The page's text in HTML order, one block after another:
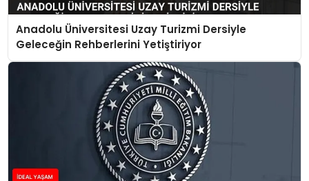
Anadolu Üniversitesi Uzay Turizmi Dersiyle
Geleceğin Rehberlerini Yetiştiriyor